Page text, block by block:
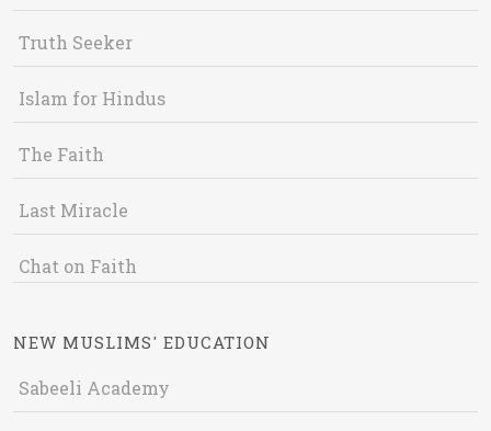
Truth Seeker
Islam for Hindus
The Faith
Last Miracle
Chat on Faith
NEW MUSLIMS' EDUCATION
Sabeeli Academy